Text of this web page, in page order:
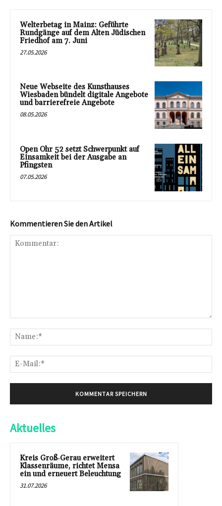
Welterbetag in Mainz: Geführte
Rundgänge auf dem Alten Jüdischen
Friedhof am 7. Juni
27.05.2026
Neue Webseite des Kunsthauses
Wiesbaden bündelt digitale Angebote
und barrierefreie Angebote
08.05.2026
Open Ohr 52 setzt Schwerpunkt auf
Einsamkeit bei der Ausgabe an
Pfingsten
07.05.2026
Kommentieren Sie den Artikel
Aktuelles
Kreis Groß‑Gerau erweitert
Klassenräume, richtet Mensa
ein und erneuert Beleuchtung
31.07.2026